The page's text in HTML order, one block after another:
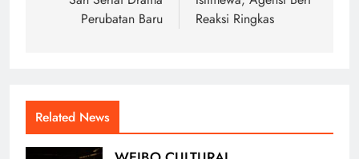
Perubatan Baru
Reaksi Ringkas
Related News